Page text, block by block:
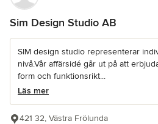
Sim Design Studio AB
SIM design studio representerar
nivå.Vår affärsidé går ut på att
form och funktionsrikt...
Läs mer
421 32, Västra Frölunda